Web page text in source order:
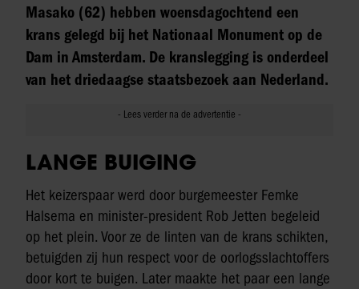
Masako (62) hebben woensdagochtend een
krans gelegd bij het Nationaal Monument op de
Dam in Amsterdam. De kranslegging is onderdeel
van het driedaagse staatsbezoek aan Nederland.
LANGE BUIGING
Het keizerspaar werd door burgemeester Femke
Halsema en minister-president Rob Jetten begeleid
op het plein. Voor ze de linten van de krans schikten,
betuigden zij hun respect voor de oorlogsslachtoffers
door kort te buigen. Later maakte het paar een lange